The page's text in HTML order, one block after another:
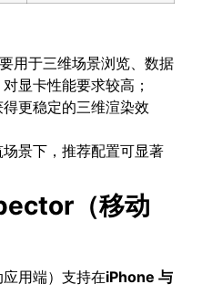
用于三维场景浏览、数据
显卡性能要求较高；
更稳定的三维渲染效
景下，推荐配置可显著
（移动
用端）支持在iPhone 与